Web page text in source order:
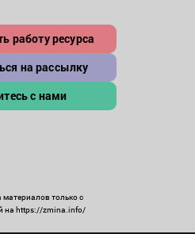
работу ресурса
на рассылку
с нами
материалов только с
на https://zmina.info/